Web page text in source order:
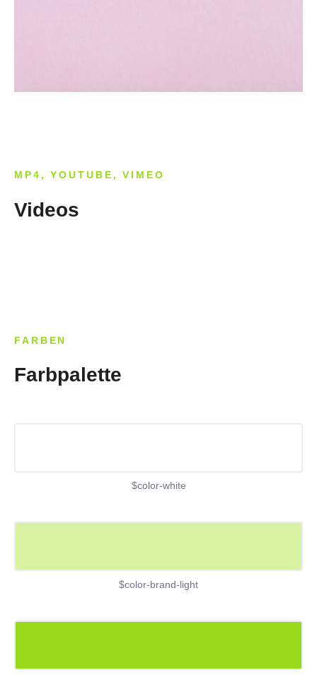
MP4, YOUTUBE, VIMEO
Videos
FARBEN
Farbpalette
$color-white
$color-brand-light